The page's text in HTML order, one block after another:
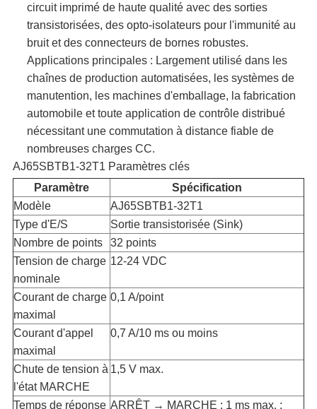
circuit imprimé de haute qualité avec des sorties
transistorisées, des opto-isolateurs pour l'immunité au
bruit et des connecteurs de bornes robustes.
Applications principales :​ Largement utilisé dans les
chaînes de production automatisées, les systèmes de
manutention, les machines d'emballage, la fabrication
automobile et toute application de contrôle distribué
nécessitant une commutation à distance fiable de
nombreuses charges CC.
AJ65SBTB1-32T1 Paramètres clés
Paramètre
Spécification
Modèle​
AJ65SBTB1-32T1
Type d'E/S​
Sortie transistorisée (Sink)
Nombre de points​
32 points
Tension de charge
nominale​
12-24 VDC
Courant de charge
maximal​
0,1 A/point
Courant d'appel
maximal​
0,7 A/10 ms ou moins
Chute de tension à
l'état MARCHE​
1,5 V max.
Temps de réponse​ ARRÊT → MARCHE : 1 ms max. ;